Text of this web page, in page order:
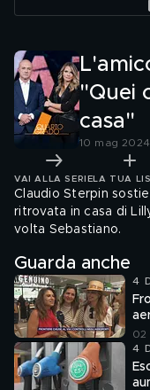
"Quei
casa"
10 mag
VAI ALLA SERIE LA TUA
Claudio Sterpin
ritrovata in casa di
volta Sebastiano.
Guarda anche
4
02
4